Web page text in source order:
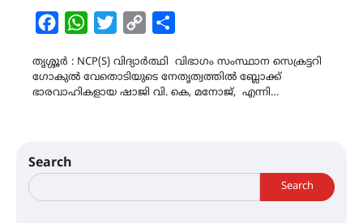
FacebookWhatsAppTwitterCopy
തൃശ്ശൂർ : NCP(S) വിദ്യാർത്ഥി വിഭാഗം സംസ്ഥാന സെക്രട്ടറി
ഗോകുൽ വേതൊടിയുടെ നേതൃത്വത്തിൽ ബ്ലോക്ക്‌
ഭാരവാഹികളായ ഷാജി വി. കെ, മനോജ്, എന്നി…
Search
Search